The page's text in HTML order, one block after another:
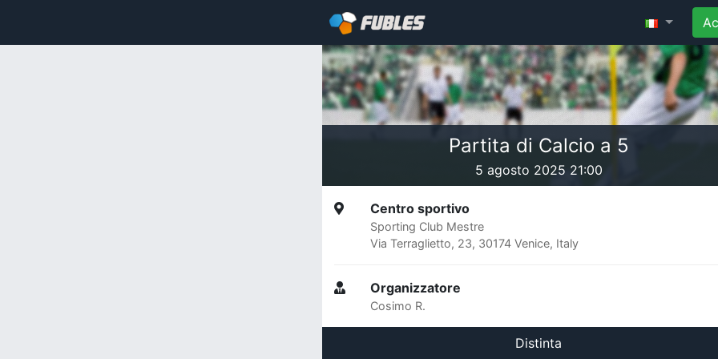
Partita di Calcio a 5
5 agosto 2025 21:00
Centro sportivo
Sporting Club Mestre
Via Terraglietto, 23, 30174 Venice, Italy
Organizzatore
Cosimo R.
Distinta